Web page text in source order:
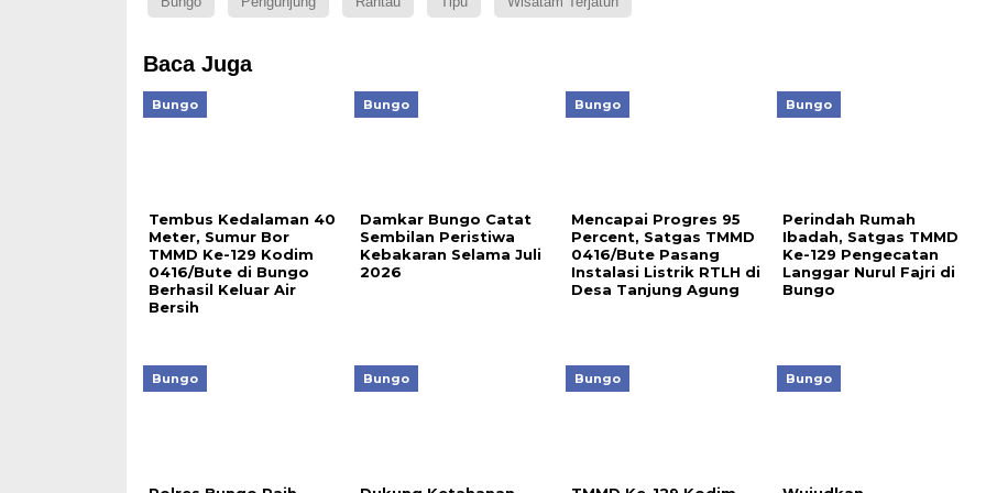
Baca Juga
Bungo
Tembus Kedalaman 40
Meter, Sumur Bor
TMMD Ke-129 Kodim
0416/Bute di Bungo
Berhasil Keluar Air
Bersih
Bungo
Damkar Bungo Catat
Sembilan Peristiwa
Kebakaran Selama Juli
2026
Bungo
Mencapai Progres 95
Percent, Satgas TMMD
0416/Bute Pasang
Instalasi Listrik RTLH di
Desa Tanjung Agung
Bungo
Perindah Rumah
Ibadah, Satgas TMMD
Ke-129 Pengecatan
Langgar Nurul Fajri di
Bungo
Bungo Bungo Bungo Bungo